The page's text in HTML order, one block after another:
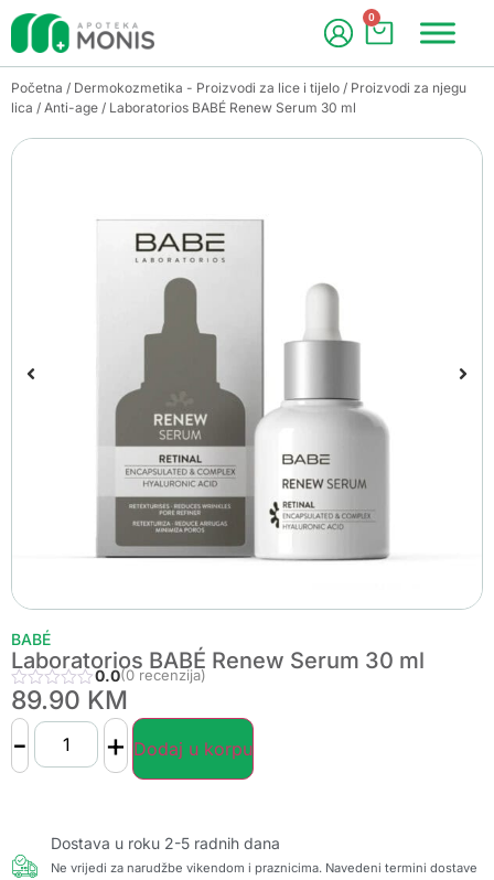
0
Početna / Dermokozmetika - Proizvodi za lice i tijelo / Proizvodi za njegu
lica / Anti-age / Laboratorios BABÉ Renew Serum 30 ml
BABÉ
Laboratorios BABÉ Renew Serum 30 ml
0.0(0 recenzija)
89.90 KM
- + Dodaj u korpu
Dostava u roku 2-5 radnih dana
Ne vrijedi za narudžbe vikendom i praznicima. Navedeni termini dostave